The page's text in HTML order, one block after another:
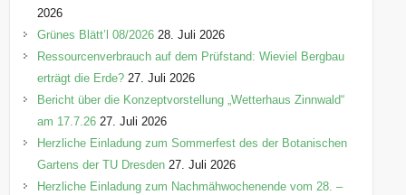
2026
Grünes Blätt’l 08/2026 28. Juli 2026
Ressourcenverbrauch auf dem Prüfstand: Wieviel Bergbau
erträgt die Erde? 27. Juli 2026
Bericht über die Konzeptvorstellung „Wetterhaus Zinnwald“
am 17.7.26 27. Juli 2026
Herzliche Einladung zum Sommerfest des der Botanischen
Gartens der TU Dresden 27. Juli 2026
Herzliche Einladung zum Nachmähwochenende vom 28. –